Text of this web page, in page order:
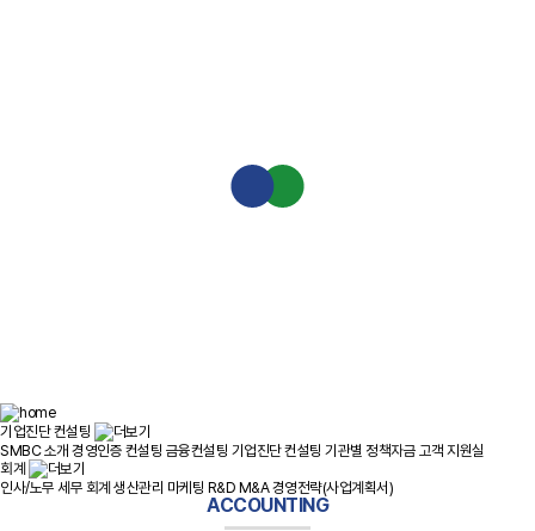
기업진단 컨설팅
SMBC 소개 경영인증 컨설팅 금융컨설팅 기업진단 컨설팅 기관별 정책자금 고객 지원실
회계
인사/노무 세무 회계 생산관리 마케팅 R&D M&A경영전략(사업계획서)
ACCOUNTING